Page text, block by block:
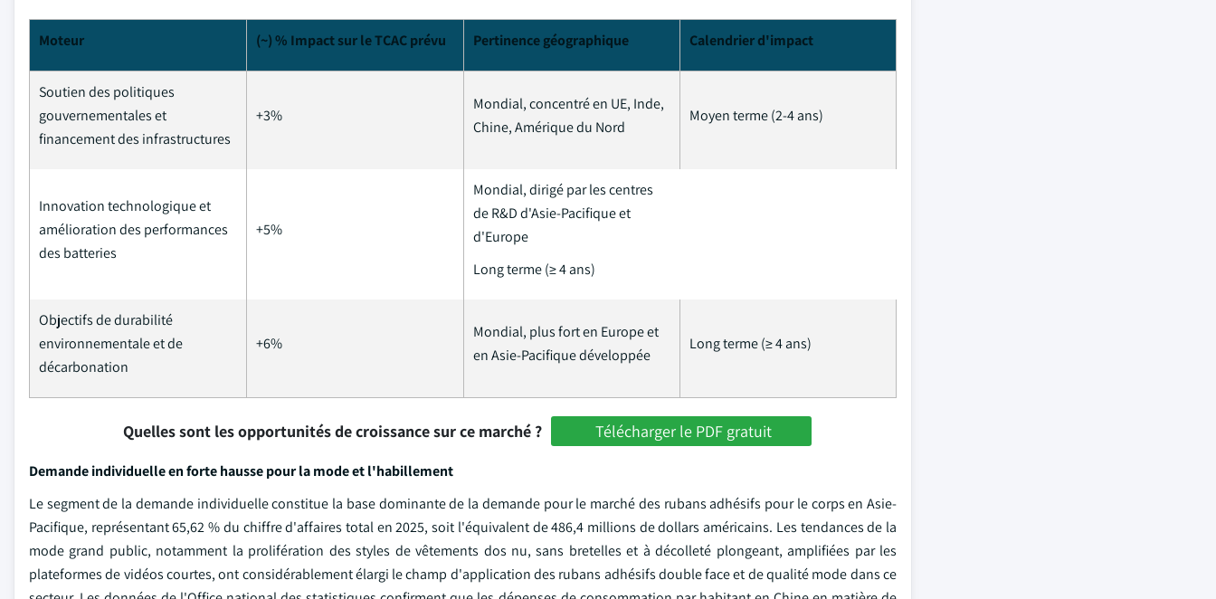
Moteur (~) % Impact sur le TCAC prévu Pertinence géographique Calendrier d'impact
Soutien des politiques
gouvernementales et
financement des infrastructures
+3%
Mondial, concentré en UE, Inde,
Chine, Amérique du Nord
Moyen terme (2-4 ans)
Innovation technologique et
amélioration des performances
des batteries
+5%
Mondial, dirigé par les centres
de R&D d'Asie-Pacifique et
d'Europe
Long terme (≥ 4 ans)
Objectifs de durabilité
environnementale et de
décarbonation
+6%
Mondial, plus fort en Europe et
en Asie-Pacifique développée
Long terme (≥ 4 ans)
Quelles sont les opportunités de croissance sur ce marché ? Télécharger le PDF gratuit
Demande individuelle en forte hausse pour la mode et l'habillement
Le segment de la demande individuelle constitue la base dominante de la demande pour le marché des rubans adhésifs pour le corps en Asie-
Pacifique, représentant 65,62 % du chiffre d'affaires total en 2025, soit l'équivalent de 486,4 millions de dollars américains. Les tendances de la
mode grand public, notamment la prolifération des styles de vêtements dos nu, sans bretelles et à décolleté plongeant, amplifiées par les
plateformes de vidéos courtes, ont considérablement élargi le champ d'application des rubans adhésifs double face et de qualité mode dans ce